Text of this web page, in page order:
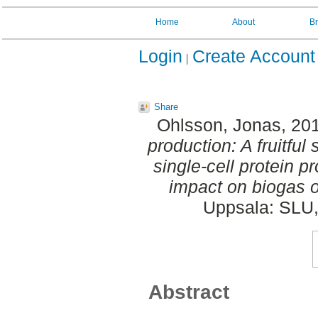
Home About
Login Create Account
Share
Ohlsson, Jonas,
production: A fruitful
single-cell protein
impact on biogas
Uppsala:
Abstract